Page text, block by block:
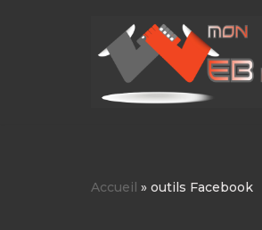
Accueil » outils Facebook